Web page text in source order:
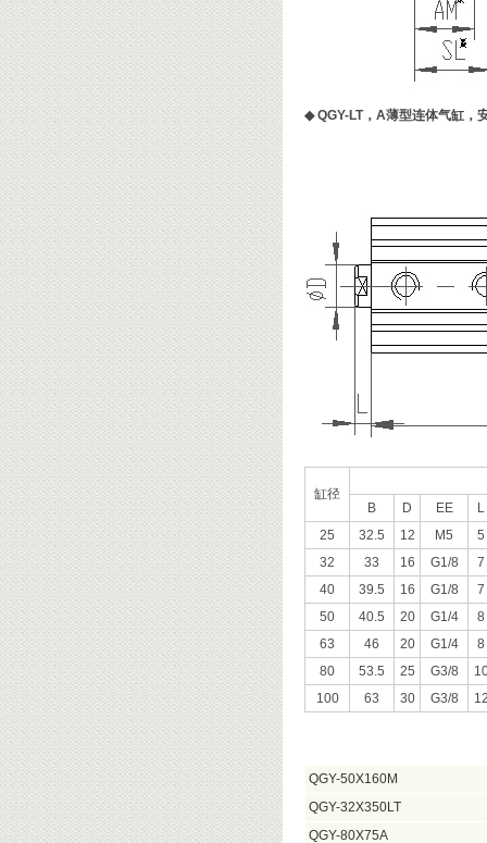
◆QGY-LT，A薄型连体气缸，
缸径
B
D EE
L
25
32.5 12 M5
5
32
33 16 G1/8
7
40
39.5 16 G1/8
7
50
40.5 20 G1/4
8
63
46 20 G1/4
8
80
53.5 25 G3/8
100
63 30 G3/8
QGY-50X160M
QGY-32X350LT
QGY-80X75A